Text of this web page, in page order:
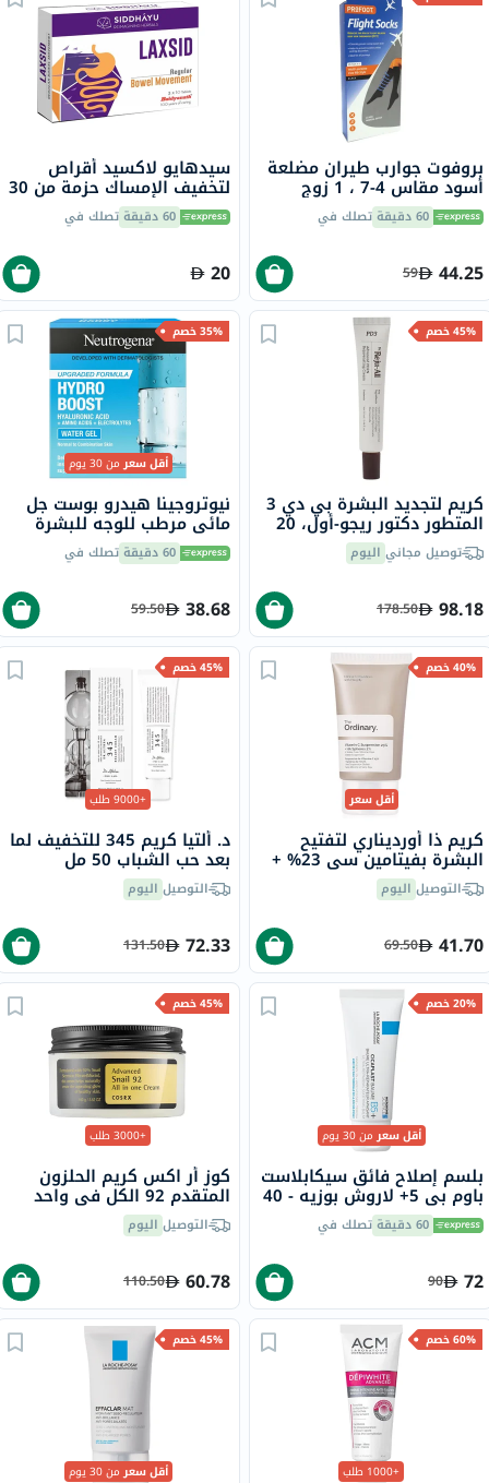
بروفوت جوارب طيران مضلعة
أسود مقاس 4-7 ، 1 زوج
P72112 / 1
60 دقيقة تصلك في
44.25
59
سيدهايو لاكسيد أقراص
لتخفيف الإمساك حزمة من 30
60 دقيقة تصلك في
20
45% خصم
كريم لتجديد البشرة بي دي 3
المتطور دكتور ريجو-أول، 20
ملتوصيل مجاني اليوم
98.18
178.50
35% خصم
أقل سعرمن 30 يوم
نيوتروجينا هيدرو بوست جل
مائي مرطب للوجه للبشرة
العادية إلى المختلطة 50 مل
60 دقيقة تصلك في
38.68
59.50
40% خصم
أقل سعر
كريم ذا أورديناري لتفتيح
البشرة بفيتامين سي 23% +
30 ملالتوصيل اليوم
41.70
69.50
45% خصم
+9000 طلب
د. ألتيا كريم 345 للتخفيف لما
بعد حب الشباب 50 مل
التوصيل اليوم
72.33
131.50
20% خصم
أقل سعرمن 30 يوم
بلسم إصلاح فائق سيكابلاست
باوم بي 5+ لاروش بوزيه - 40
مل 60 دقيقة تصلك في
72
90
45% خصم
+3000 طلب
كوز أر اكس كريم الحلزون
المتقدم 92 الكل في واحد
100 ملالتوصيل اليوم
60.78
110.50
60% خصم
+1000 طلب
45% خصم
أقل سعرمن 30 يوم